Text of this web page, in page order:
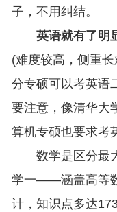
子，不用纠结。
英语就有了明
(难度较高，侧重
分专硕可以考英语
要注意，像清华大
算机专硕也要求考
数学是区分最
学一——涵盖高等
计，知识点多达